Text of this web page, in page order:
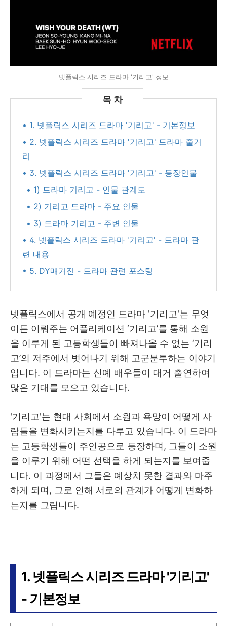
넷플릭스 시리즈 드라마 '기리고' 정보
• 1. 넷플릭스 시리즈 드라마 '기리고' - 기본정보
• 2. 넷플릭스 시리즈 드라마 '기리고' 드라마 줄거
리
• 3. 넷플릭스 시리즈 드라마 '기리고' - 등장인물
• 1) 드라마 기리고 - 인물 관계도
• 2) 기리고 드라마 - 주요 인물
• 3) 드라마 기리고 - 주변 인물
• 4. 넷플릭스 시리즈 드라마 '기리고' - 드라마 관
련 내용
• 5. DY매거진 - 드라마 관련 포스팅
넷플릭스에서 공개 예정인 드라마 '기리고'는 무엇
이든 이뤄주는 어플리케이션 ‘기리고’를 통해 소원
을 이루게 된 고등학생들이 빠져나올 수 없는 ‘기리
고’의 저주에서 벗어나기 위해 고군분투하는 이야기
입니다. 이 드라마는 신예 배우들이 대거 출연하여
많은 기대를 모으고 있습니다.
'기리고'는 현대 사회에서 소원과 욕망이 어떻게 사
람들을 변화시키는지를 다루고 있습니다. 이 드라마
는 고등학생들이 주인공으로 등장하며, 그들이 소원
을 이루기 위해 어떤 선택을 하게 되는지를 보여줍
니다. 이 과정에서 그들은 예상치 못한 결과와 마주
하게 되며, 그로 인해 서로의 관계가 어떻게 변화하
는지를 그립니다.
1. 넷플릭스 시리즈 드라마 '기리고'
- 기본정보